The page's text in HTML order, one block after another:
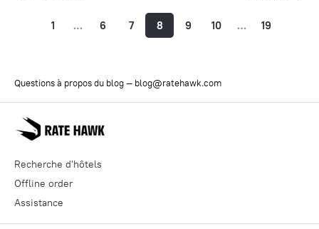
1 … 6 7 8 9 10 … 19
Recherche d'hôtels
Offline order
Assistance
Questions à propos du blog — blog@ratehawk.com